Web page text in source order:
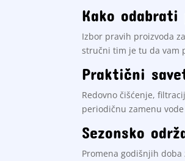
Kako odabrati
Izbor pravih proizvoda
stručni tim je tu da vam
Praktični
Redovno čišćenje,
periodičnu zamenu
Sezonsko
Promena godišnjih